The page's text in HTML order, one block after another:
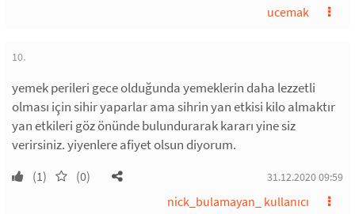
ucemak
10.
yemek perileri gece olduğunda yemeklerin daha lezzetli
olması için sihir yaparlar ama sihrin yan etkisi kilo almaktır
yan etkileri göz önünde bulundurarak kararı yine siz
verirsiniz. yiyenlere afiyet olsun diyorum.
(1) (0) 31.12.2020 09:59
nick_bulamayan_ kullanıcı